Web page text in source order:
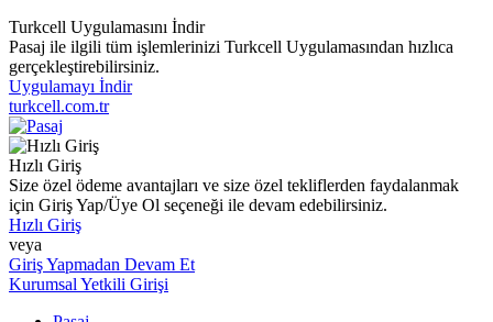
Turkcell Uygulamasını İndir
Pasaj ile ilgili tüm işlemlerinizi Turkcell Uygulamasından hızlıca
gerçekleştirebilirsiniz.
Uygulamayı İndir
turkcell.com.tr
Hızlı Giriş
Size özel ödeme avantajları ve size özel tekliflerden faydalanmak
için Giriş Yap/Üye Ol seçeneği ile devam edebilirsiniz.
Hızlı Giriş
veya
Giriş Yapmadan Devam Et
Kurumsal Yetkili Girişi